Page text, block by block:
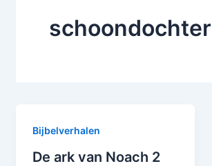
Bijbelverhalen
De ark van Noach 2